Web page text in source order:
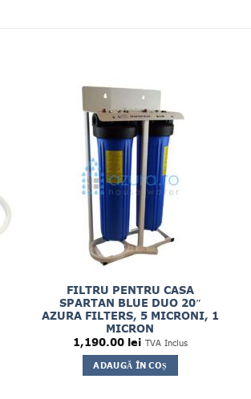
FILTRU PENTRU CASA
SPARTAN BLUE DUO 20″
AZURA FILTERS, 5 MICRONI, 1
MICRON
1,190.00 lei TVA Inclus
ADAUGĂ ÎN COȘ